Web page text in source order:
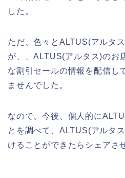
した。
ただ、色々とALTUS(アルタ
が、、ALTUS(アルタス)のお
な割引セールの情報を配信し
ませんでした。
なので、今後、個人的に
とを調べて、ALTUS(アルタ
けることができたらシェアさ